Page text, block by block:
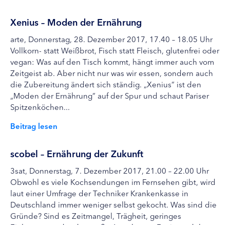
Xenius – Moden der Ernährung
arte, Donnerstag, 28. Dezember 2017, 17.40 – 18.05 Uhr
Vollkorn- statt Weißbrot, Fisch statt Fleisch, glutenfrei oder
vegan: Was auf den Tisch kommt, hängt immer auch vom
Zeitgeist ab. Aber nicht nur was wir essen, sondern auch
die Zubereitung ändert sich ständig. „Xenius” ist den
„Moden der Ernährung” auf der Spur und schaut Pariser
Spitzenköchen...
Beitrag lesen
scobel – Ernährung der Zukunft
3sat, Donnerstag, 7. Dezember 2017, 21.00 – 22.00 Uhr
Obwohl es viele Kochsendungen im Fernsehen gibt, wird
laut einer Umfrage der Techniker Krankenkasse in
Deutschland immer weniger selbst gekocht. Was sind die
Gründe? Sind es Zeitmangel, Trägheit, geringes